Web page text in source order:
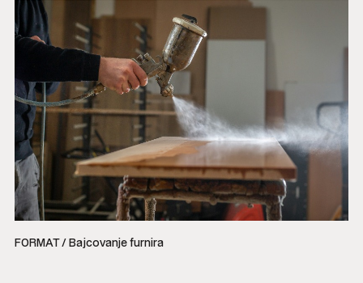
FORMAT / Bajcovanje furnira